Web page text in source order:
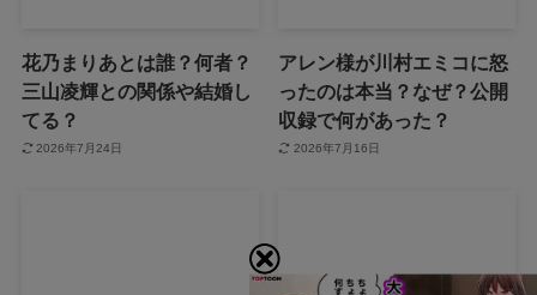
花乃まりあとは誰？何者？
三山凌輝との関係や結婚し
てる？
2026年7月24日
アレン様が川村エミコに怒
ったのは本当？なぜ？公開
収録で何があった？
2026年7月16日